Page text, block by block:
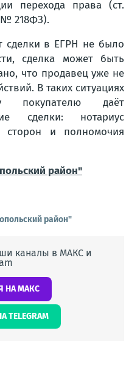
перехода права (ст.
№ 218ФЗ).
сделки в ЕГРН не было
сделка может быть
что продавец уже не
В таких ситуациях
покупателю даёт
сделки: нотариус
сторон и полномочия
район"
район"
каналы в МАКС и
НА МАКС